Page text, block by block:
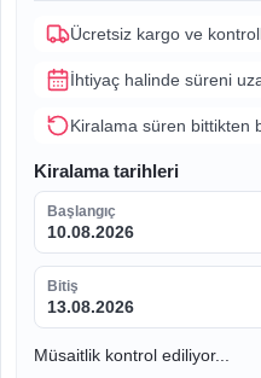
Ücretsiz kargo ve
İhtiyaç halinde süreni
Kiralama süren bittikten
Kiralama tarihleri
Başlangıç
10.08.2026
Bitiş
13.08.2026
Müsaitlik kontrol ediliyor...